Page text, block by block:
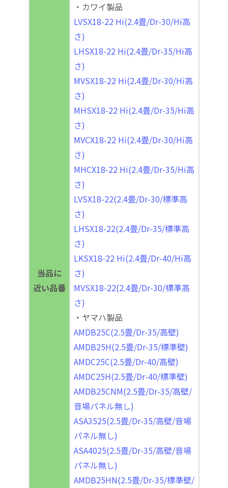
当品に
近い品番
・カワイ製品
LVSX18-22 Hi(2.4畳/Dr-30/Hi高
さ)
LHSX18-22 Hi(2.4畳/Dr-35/Hi高
さ)
MVSX18-22 Hi(2.4畳/Dr-30/Hi高
さ)
MHSX18-22 Hi(2.4畳/Dr-35/Hi高
さ)
MVCX18-22 Hi(2.4畳/Dr-30/Hi高
さ)
MHCX18-22 Hi(2.4畳/Dr-35/Hi高
さ)
LVSX18-22(2.4畳/Dr-30/標準高
さ)
LHSX18-22(2.4畳/Dr-35/標準高
さ)
LKSX18-22 Hi(2.4畳/Dr-40/Hi高
さ)
MVSX18-22(2.4畳/Dr-30/標準高
さ)
・ヤマハ製品
AMDB25C(2.5畳/Dr-35/高壁)
AMDB25H(2.5畳/Dr-35/標準壁)
AMDC25C(2.5畳/Dr-40/高壁)
AMDC25H(2.5畳/Dr-40/標準壁)
AMDB25CNM(2.5畳/Dr-35/高壁/
音場パネル無し)
ASA3525(2.5畳/Dr-35/高壁/音場
パネル無し)
ASA4025(2.5畳/Dr-35/高壁/音場
パネル無し)
AMDB25HN(2.5畳/Dr-35/標準壁/